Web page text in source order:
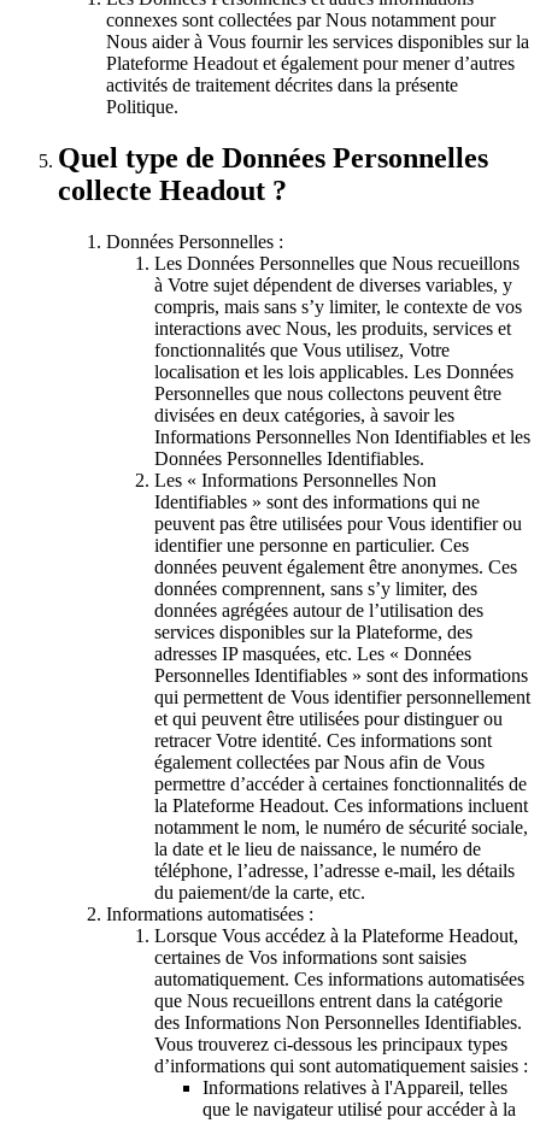
connexes sont collectées par Nous notamment pour
Nous aider à Vous fournir les services disponibles sur la
Plateforme Headout et également pour mener d’autres
activités de traitement décrites dans la présente
Politique.
Quel type de Données Personnelles
collecte Headout ?
Données Personnelles :
Les Données Personnelles que Nous recueillons
à Votre sujet dépendent de diverses variables, y
compris, mais sans s’y limiter, le contexte de vos
interactions avec Nous, les produits, services et
fonctionnalités que Vous utilisez, Votre
localisation et les lois applicables. Les Données
Personnelles que nous collectons peuvent être
divisées en deux catégories, à savoir les
Informations Personnelles Non Identifiables et les
Données Personnelles Identifiables.
Les « Informations Personnelles Non
Identifiables » sont des informations qui ne
peuvent pas être utilisées pour Vous identifier ou
identifier une personne en particulier. Ces
données peuvent également être anonymes. Ces
données comprennent, sans s’y limiter, des
données agrégées autour de l’utilisation des
services disponibles sur la Plateforme, des
adresses IP masquées, etc. Les « Données
Personnelles Identifiables » sont des informations
qui permettent de Vous identifier personnellement
et qui peuvent être utilisées pour distinguer ou
retracer Votre identité. Ces informations sont
également collectées par Nous afin de Vous
permettre d’accéder à certaines fonctionnalités de
la Plateforme Headout. Ces informations incluent
notamment le nom, le numéro de sécurité sociale,
la date et le lieu de naissance, le numéro de
téléphone, l’adresse, l’adresse e-mail, les détails
du paiement/de la carte, etc.
Informations automatisées :
Lorsque Vous accédez à la Plateforme Headout,
certaines de Vos informations sont saisies
automatiquement. Ces informations automatisées
que Nous recueillons entrent dans la catégorie
des Informations Non Personnelles Identifiables.
Vous trouverez ci-dessous les principaux types
d’informations qui sont automatiquement saisies :
Informations relatives à l'Appareil, telles
que le navigateur utilisé pour accéder à la